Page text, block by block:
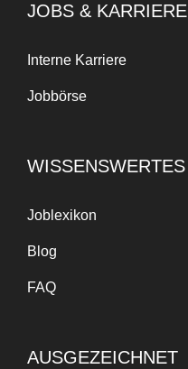
JOBS & KARRIERE
Interne Karriere
Jobbörse
WISSENSWERTES
Joblexikon
Blog
FAQ
AUSGEZEICHNET